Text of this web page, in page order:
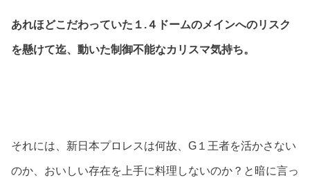
あれほどこだわっていた１.４ドームのメインへのリスク
を懸けて迄、動いた制御不能なカリスマ気持ち。
それには、新日本プロレスは何故、G１王者を活かさない
のか、おいしい存在を上手に料理しないのか？と暗に言っ